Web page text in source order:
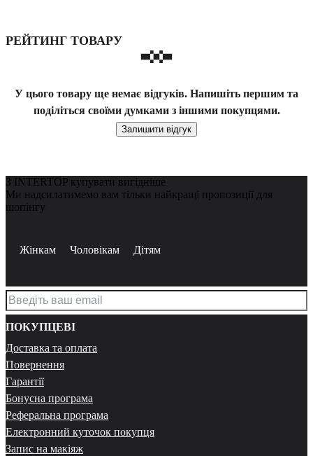
РЕЙТИНГ ТОВАРУ
У цього товару ще немає відгуків. Напишіть першим та
поділіться своїми думками з іншими покупцями.
Залишити відгук
З INTERTOP купувати вигідніше
Ми надсилатимемо вам тільки найкращі пропозиції для
шопінгу
Жінкам Чоловікам Дітям
ПОКУПЦЕВІ
Доставка та оплата
Повернення
Гарантії
Бонусна програма
Реферальна програма
Електронний куточок покупця
Запис на макіяж